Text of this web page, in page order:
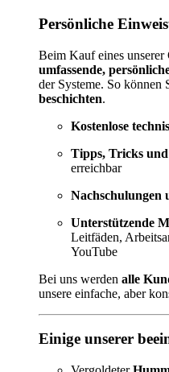
Persönliche
Beim Kauf eines unserer
umfassende,
der Systeme. So können
beschichten.
Kostenlose
Tipps, Tricks
erreichbar
Nachschulungen
Unterstützende
Leitfäden,
YouTube
Bei uns werden alle
unsere einfache, aber
Einige unserer